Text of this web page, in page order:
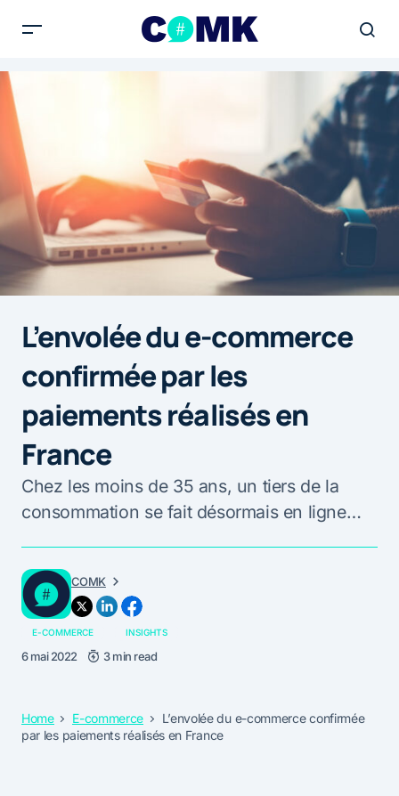
L’envolée du e-commerce
confirmée par les
paiements réalisés en
France
Chez les moins de 35 ans, un tiers de la
consommation se fait désormais en ligne…
COMK
E-COMMERCE INSIGHTS
6 mai 2022 3 min read
Home E-commerce
L’envolée du e-commerce confirmée
par les paiements réalisés en France